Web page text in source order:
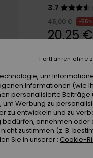
3.7
45,00 €
55%
20,25 €
DOPPELTER
Farbe
um
Informationen (wie
personalisierte Beiträge
um Werbung zu
zu entwickeln und zu
bedürfen, annehmen oder
zustimmen (z. B.
Sie in unserer : Cookie-
Fortfahren ohne